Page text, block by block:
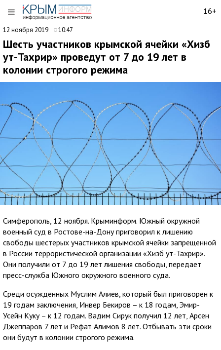
16+
12 ноября 2019 10:47
Шесть участников крымской ячейки «Хизб
ут-Тахрир» проведут от 7 до 19 лет в
колонии строгого режима
Симферополь, 12 ноября. Крыминформ. Южный окружной
военный суд в Ростове-на-Дону приговорил к лишению
свободы шестерых участников крымской ячейки запрещенной
в России террористической организации «Хизб ут-Тахрир».
Они получили от 7 до 19 лет лишения свободы, передает
пресс-служба Южного окружного военного суда.
Среди осужденных Муслим Алиев, который был приговорен к
19 годам заключения, Инвер Бекиров – к 18 годам, Эмир-
Усейн Куку – к 12 годам. Вадим Сирук получил 12 лет, Арсен
Джеппаров 7 лет и Рефат Алимов 8 лет. Отбывать эти сроки
они будут в колонии строгого режима.